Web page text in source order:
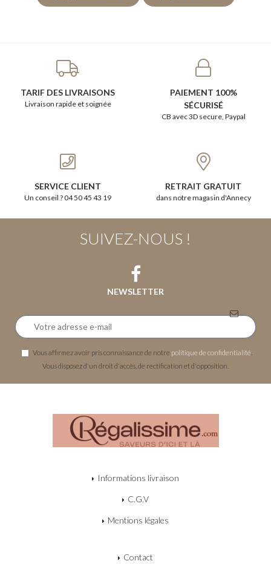
TARIF DES LIVRAISONS
Livraison rapide et soignée
PAIEMENT 100%
SÉCURISÉ
CB avec 3D secure, Paypal
SERVICE CLIENT
Un conseil ? 04 50 45 43 19
RETRAIT GRATUIT
dans notre magasin d'Annecy
SUIVEZ-NOUS !
NEWSLETTER
Vous affirmez avoir pris connaissance de notre politique de confidentialité
Vous disposez d'un droit d'accès, de rectification et d'opposition.
Informations livraison
C.G.V
Mentions légales
Contact